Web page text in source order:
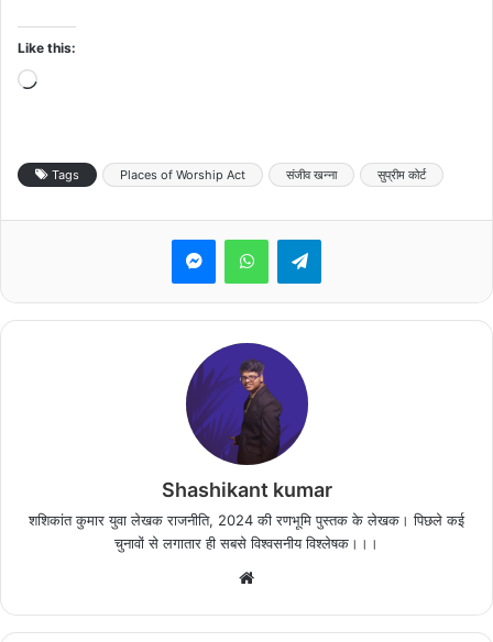
Like this:
Loading…
Tags Places of Worship Act संजीव खन्ना सुप्रीम कोर्ट
MessengerWhatsAppTelegram
Shashikant kumar
शशिकांत कुमार युवा लेखक राजनीति, 2024 की रणभूमि पुस्तक के लेखक। पिछले कई
चुनावों से लगातार ही सबसे विश्वसनीय विश्लेषक।।।
Website